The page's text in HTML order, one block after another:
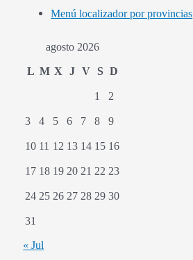
Menú localizador por provincias
agosto 2026
L M X J V S D
1
2
3
4 5 6 7 8
9
10 11 12 13 14 15 16
17 18 19 20 21 22 23
24 25 26 27 28 29 30
31
« Jul